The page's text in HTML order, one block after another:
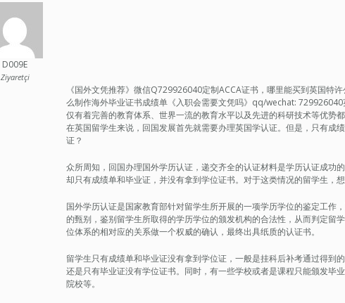
D009E
Ziyaretçi
《国外文凭推荐》微信Q729926040定制ACCA证书，哪里能买到英国特
么制作海外毕业证书成绩单《入职会需要文凭吗》qq/wechat:
仅有着完善的教育体系、世界一流的教育水平以及先进的科研技术等优势
在英国留学生来说，回国发展首先就需要办理英国学认证。但是，只有成
证？
众所周知，回国办理国外学历认证，递交齐全的认证材料是学历认证成功
却只有成绩单和毕业证，并没有拿到学位证书。对于这类情况的留学生，
国外学历认证是国家教育部针对留学生所开展的一项学历学位的鉴定工作
的甄别，鉴别留学生所取得的学历学位的颁发机构的合法性，从而判定留
位体系的相对应的关系做一个权威的确认，最终出具纸质的认证书。
留学生只有成绩单和毕业证没有拿到学位证，一般是挂科后补考通过得到
还是只有毕业证没有学位证书。同时，有一些学校或者是课程只能颁发毕
院校等。